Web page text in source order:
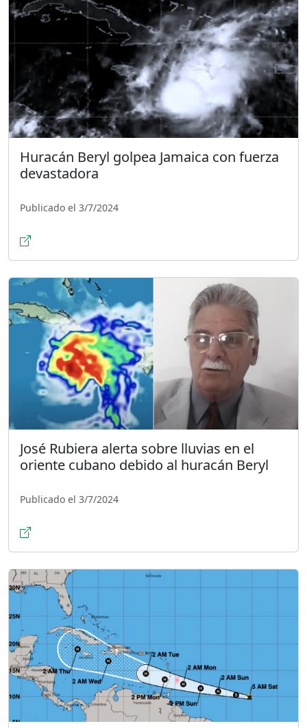
Huracán Beryl golpea Jamaica con fuerza
devastadora
Publicado el 3/7/2024
José Rubiera alerta sobre lluvias en el
oriente cubano debido al huracán Beryl
Publicado el 3/7/2024